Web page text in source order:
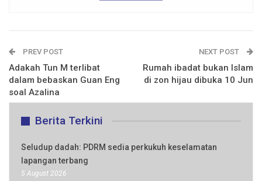
PREV POST
Adakah Tun M terlibat
dalam bebaskan Guan Eng
soal Azalina
NEXT POST
Rumah ibadat bukan Islam
di zon hijau dibuka 10 Jun
Berita Terkini
Seludup dadah: PDRM sedia perkukuh keselamatan
lapangan terbang
5 August 2026